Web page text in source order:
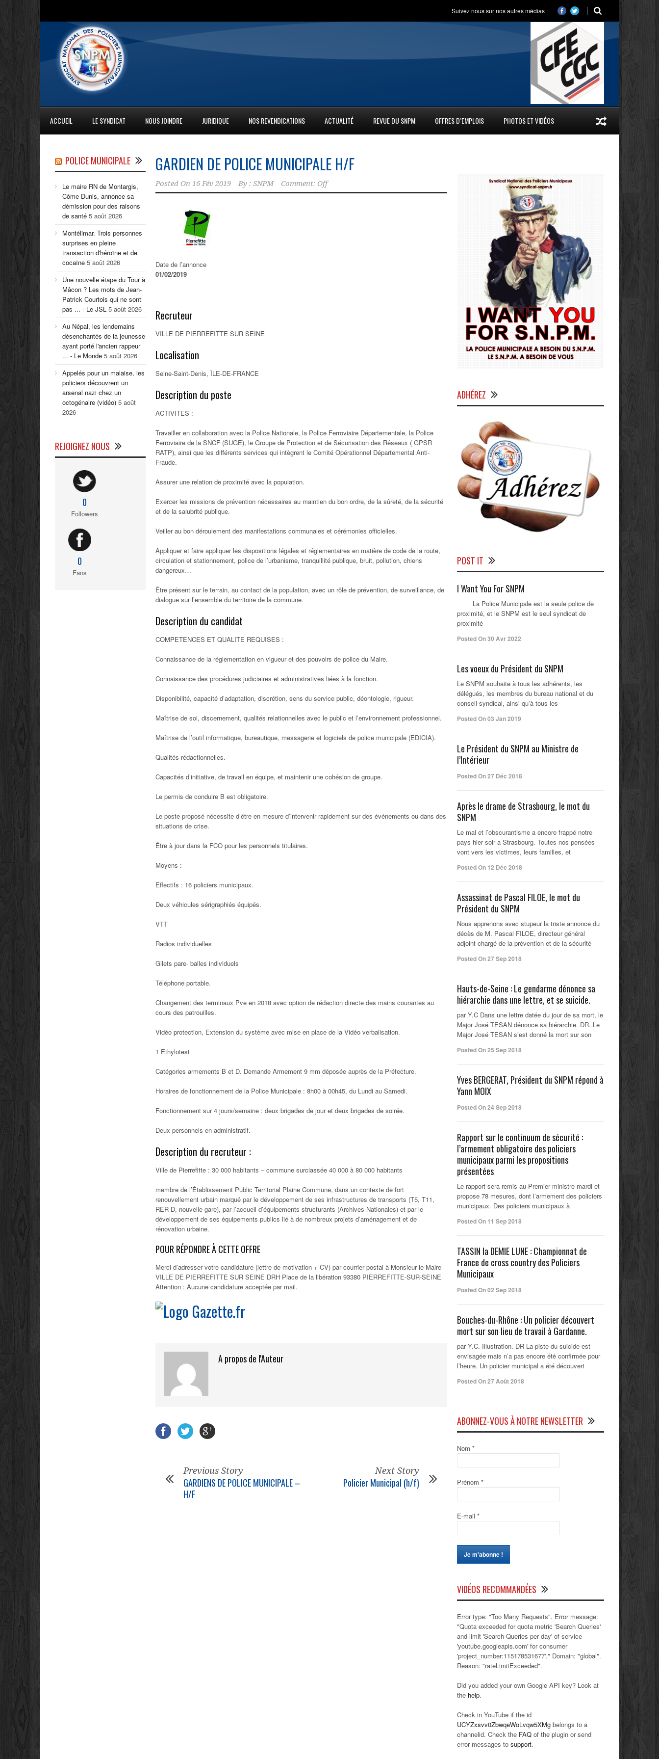
Suivez nous sur nos autres médias :
ACCUEIL LE SYNDICAT NOUS JOINDRE JURIDIQUE NOS REVENDICATIONS ACTUALITÉ REVUE DU SNPM OFFRES D’EMPLOIS PHOTOS ET VIDÉOS
GARDIEN DE POLICE MUNICIPALE H/F
Posted On 16 Fév 2019 By : SNPM Comment: Off
Date de l’annonce
01/02/2019
Recruteur
VILLE DE PIERREFITTE SUR SEINE
Localisation
Seine-Saint-Denis, ÎLE-DE-FRANCE
Description du poste
ACTIVITES :
Travailler en collaboration avec la Police Nationale, la Police Ferroviaire Départementale, la Police
Ferroviaire de la SNCF (SUGE), le Groupe de Protection et de Sécurisation des Réseaux ( GPSR
RATP), ainsi que les différents services qui intègrent le Comité Opérationnel Départemental Anti-
Fraude.
Assurer une relation de proximité avec la population.
Exercer les missions de prévention nécessaires au maintien du bon ordre, de la sûreté, de la sécurité
et de la salubrité publique.
Veiller au bon déroulement des manifestations communales et cérémonies officielles.
Appliquer et faire appliquer les dispositions légales et réglementaires en matière de code de la route,
circulation et stationnement, police de l’urbanisme, tranquillité publique, bruit, pollution, chiens
dangereux…
Être présent sur le terrain, au contact de la population, avec un rôle de prévention, de surveillance, de
dialogue sur l’ensemble du territoire de la commune.
Description du candidat
COMPETENCES ET QUALITE REQUISES :
Connaissance de la réglementation en vigueur et des pouvoirs de police du Maire.
Connaissance des procédures judiciaires et administratives liées à la fonction.
Disponibilité, capacité d’adaptation, discrétion, sens du service public, déontologie, rigueur.
Maîtrise de soi, discernement, qualités relationnelles avec le public et l’environnement professionnel.
Maîtrise de l’outil informatique, bureautique, messagerie et logiciels de police municipale (EDICIA).
Qualités rédactionnelles.
Capacités d’initiative, de travail en équipe, et maintenir une cohésion de groupe.
Le permis de conduire B est obligatoire.
Le poste proposé nécessite d’être en mesure d’intervenir rapidement sur des événements ou dans des
situations de crise.
Être à jour dans la FCO pour les personnels titulaires.
Moyens :
Effectifs : 16 policiers municipaux.
Deux véhicules sérigraphiés équipés.
VTT
Radios individuelles
Gilets pare- balles individuels
Téléphone portable.
Changement des terminaux Pve en 2018 avec option de rédaction directe des mains courantes au
cours des patrouilles.
Vidéo protection, Extension du système avec mise en place de la Vidéo verbalisation.
1 Ethylotest
Catégories armements B et D. Demande Armement 9 mm déposée auprès de la Préfecture.
Horaires de fonctionnement de la Police Municipale : 8h00 à 00h45, du Lundi au Samedi.
Fonctionnement sur 4 jours/semaine : deux brigades de jour et deux brigades de soirée.
Deux personnels en administratif.
Description du recruteur :
Ville de Pierrefitte : 30 000 habitants – commune surclassée 40 000 à 80 000 habitants
membre de l’Établissement Public Territorial Plaine Commune, dans un contexte de fort
renouvellement urbain marqué par le développement de ses infrastructures de transports (T5, T11,
RER D, nouvelle gare), par l’accueil d’équipements structurants (Archives Nationales) et par le
développement de ses équipements publics lié à de nombreux projets d’aménagement et de
rénovation urbaine.
POUR RÉPONDRE À CETTE OFFRE
Merci d’adresser votre candidature (lettre de motivation + CV) par courrier postal à Monsieur le Maire
VILLE DE PIERREFITTE SUR SEINE DRH Place de la libération 93380 PIERREFITTE-SUR-SEINE
Attention : Aucune candidature acceptée par mail.
A propos de l'Auteur
Previous Story
GARDIENS DE POLICE MUNICIPALE –
H/F
Next Story
Policier Municipal (h/f)
POLICE MUNICIPALE
Le maire RN de Montargis,
Côme Dunis, annonce sa
démission pour des raisons
de santé 5 août 2026
Montélimar. Trois personnes
surprises en pleine
transaction d'héroïne et de
cocaïne 5 août 2026
Une nouvelle étape du Tour à
Mâcon ? Les mots de Jean-
Patrick Courtois qui ne sont
pas ... - Le JSL 5 août 2026
Au Népal, les lendemains
désenchantés de la jeunesse
ayant porté l'ancien rappeur
... - Le Monde 5 août 2026
Appelés pour un malaise, les
policiers découvrent un
arsenal nazi chez un
octogénaire (vidéo) 5 août
2026
REJOIGNEZ NOUS
0
Followers
0
Fans
ADHÉREZ
POST IT
I Want You For SNPM
La Police Municipale est la seule police de
proximité, et le SNPM est le seul syndicat de
proximité
Posted On 30 Avr 2022
Les voeux du Président du SNPM
Le SNPM souhaite à tous les adhérents, les
délégués, les membres du bureau national et du
conseil syndical, ainsi qu’à tous les
Posted On 03 Jan 2019
Le Président du SNPM au Ministre de
l’Intérieur
Posted On 27 Déc 2018
Après le drame de Strasbourg, le mot du
SNPM
Le mal et l’obscurantisme a encore frappé notre
pays hier soir a Strasbourg. Toutes nos pensées
vont vers les victimes, leurs familles, et
Posted On 12 Déc 2018
Assassinat de Pascal FILOE, le mot du
Président du SNPM
Nous apprenons avec stupeur la triste annonce du
décès de M. Pascal FILOE, directeur général
adjoint chargé de la prévention et de la sécurité
Posted On 27 Sep 2018
Hauts-de-Seine : Le gendarme dénonce sa
hiérarchie dans une lettre, et se suicide.
par Y.C Dans une lettre datée du jour de sa mort, le
Major José TESAN dénonce sa hiérarchie. DR. Le
Major José TESAN s’est donné la mort sur son
Posted On 25 Sep 2018
Yves BERGERAT, Président du SNPM répond à
Yann MOIX
Posted On 24 Sep 2018
Rapport sur le continuum de sécurité :
l’armement obligatoire des policiers
municipaux parmi les propositions
présentées
Le rapport sera remis au Premier ministre mardi et
propose 78 mesures, dont l’armement des policiers
municipaux. Des policiers municipaux à
Posted On 11 Sep 2018
TASSIN la DEMIE LUNE : Championnat de
France de cross country des Policiers
Municipaux
Posted On 02 Sep 2018
Bouches-du-Rhône : Un policier découvert
mort sur son lieu de travail à Gardanne.
par Y.C. Illustration. DR La piste du suicide est
envisagée mais n’a pas encore été confirmée pour
l’heure. Un policier municipal a été découvert
Posted On 27 Août 2018
ABONNEZ-VOUS À NOTRE NEWSLETTER
Nom *
Prénom *
E-mail *
VIDÉOS RECOMMANDÉES
Error type: "Too Many Requests". Error message:
"Quota exceeded for quota metric 'Search Queries'
and limit 'Search Queries per day' of service
'youtube.googleapis.com' for consumer
'project_number:115178531677'." Domain: "global".
Reason: "rateLimitExceeded".
Did you added your own Google API key? Look at
the help.
Check in YouTube if the id
UCYZxsvv0ZbwqeWoLvqw5XMg belongs to a
channelid. Check the FAQ of the plugin or send
error messages to support.